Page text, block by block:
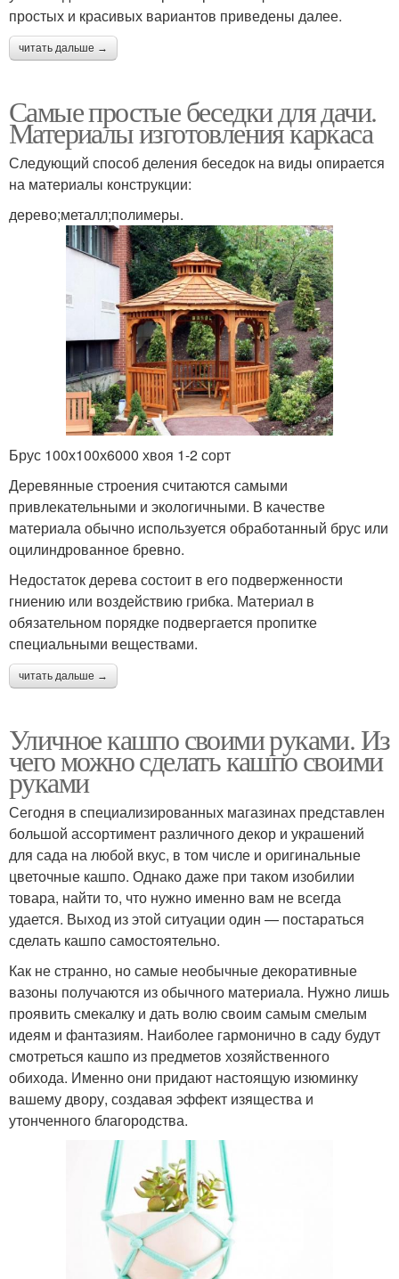
простых и красивых вариантов приведены далее.
читать дальше →
Самые простые беседки для дачи.
Материалы изготовления каркаса
Следующий способ деления беседок на виды опирается
на материалы конструкции:
дерево;металл;полимеры.
Брус 100х100х6000 хвоя 1-2 сорт
Деревянные строения считаются самыми
привлекательными и экологичными. В качестве
материала обычно используется обработанный брус или
оцилиндрованное бревно.
Недостаток дерева состоит в его подверженности
гниению или воздействию грибка. Материал в
обязательном порядке подвергается пропитке
специальными веществами.
читать дальше →
Уличное кашпо своими руками. Из
чего можно сделать кашпо своими
руками
Сегодня в специализированных магазинах представлен
большой ассортимент различного декор и украшений
для сада на любой вкус, в том числе и оригинальные
цветочные кашпо. Однако даже при таком изобилии
товара, найти то, что нужно именно вам не всегда
удается. Выход из этой ситуации один — постараться
сделать кашпо самостоятельно.
Как не странно, но самые необычные декоративные
вазоны получаются из обычного материала. Нужно лишь
проявить смекалку и дать волю своим самым смелым
идеям и фантазиям. Наиболее гармонично в саду будут
смотреться кашпо из предметов хозяйственного
обихода. Именно они придают настоящую изюминку
вашему двору, создавая эффект изящества и
утонченного благородства.